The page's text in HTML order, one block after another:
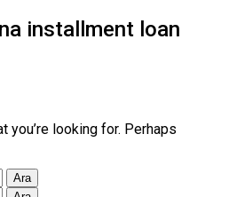
installment loan
you’re looking for. Perhaps